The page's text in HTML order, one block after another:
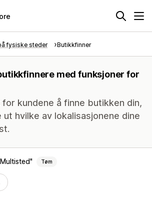
fysiske steder Butikkfinner
med funksjoner for
kundene å finne butikken din,
ut hvilke av lokalisasjonene dine
Multisted Tøm